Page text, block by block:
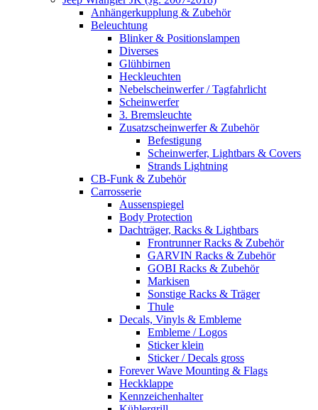
Anhängerkupplung & Zubehör
Beleuchtung
Blinker & Positionslampen
Diverses
Glühbirnen
Heckleuchten
Nebelscheinwerfer / Tagfahrlicht
Scheinwerfer
3. Bremsleuchte
Zusatzscheinwerfer & Zubehör
Befestigung
Scheinwerfer, Lightbars & Covers
Strands Lightning
CB-Funk & Zubehör
Carrosserie
Aussenspiegel
Body Protection
Dachträger, Racks & Lightbars
Frontrunner Racks & Zubehör
GARVIN Racks & Zubehör
GOBI Racks & Zubehör
Markisen
Sonstige Racks & Träger
Thule
Decals, Vinyls & Embleme
Embleme / Logos
Sticker klein
Sticker / Decals gross
Forever Wave Mounting & Flags
Heckklappe
Kennzeichenhalter